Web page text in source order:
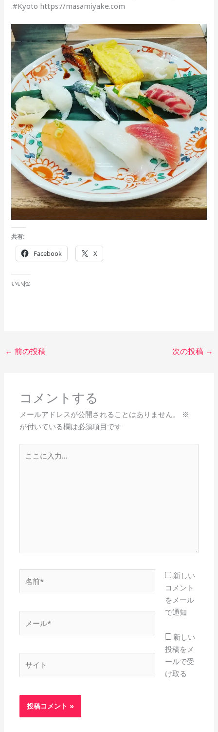
.#Kyoto https://masamiyake.com
共有:
Facebook X
いいね:
← 前の投稿 次の投稿 →
コメントする
メールアドレスが公開されることはありません。
※
が付いている欄は必須項目です
こ
前
ー
*
新しい
コメント
をメール
で通知
新しい
投稿をメ
ールで受
け取る